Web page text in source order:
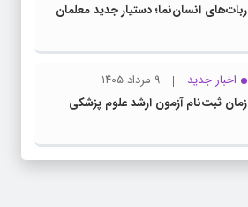
ربات‌های انسان‌نما؛ دستیار جدید معلمان
اخبار جدید
۹ مرداد ۱۴۰۵
زمان ثبت‌نام آزمون ارشد علوم پزشکی